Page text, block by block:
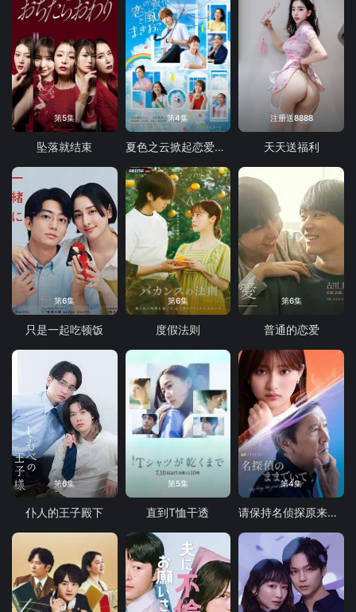
第5集
坠落就结束
第4集
夏色之云掀起恋爱与风暴
注册送8888
天天送福利
第6集
只是一起吃顿饭
第6集
度假法则
第6集
普通的恋爱
第6集
仆人的王子殿下
第5集
直到T恤干透
第4集
请保持名侦探原来的样子